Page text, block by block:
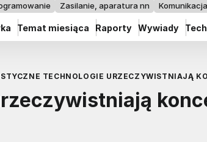
Zasilanie, aparatura nn Komunikacja
Temat miesiąca Raporty Wywiady
TECHNOLOGIE URZECZYWISTNIAJĄ